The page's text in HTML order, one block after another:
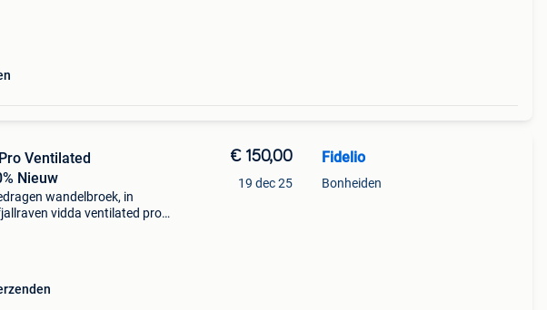
Ventilated
Nieuw
wandelbroek, in
vidda ventilated pro.
€ 150,00
19 dec 25
Fidelio
Bonheiden